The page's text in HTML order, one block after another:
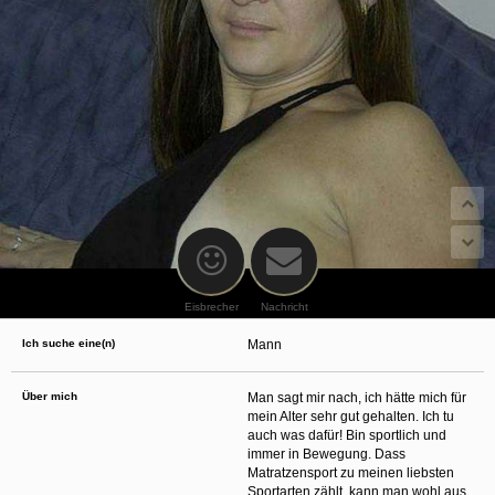
oder finanzielle Angaben zu machen? Beenden Sie dann unverzüglich
die Kommunikation mit dieser Person. Bedenken Sie, dass Menschen in
der Lage sind, sich solche Angaben auf listige Weise von Ihnen zu
erschleichen. Kommunizieren Sie daher über diese Website immer
aufmerksam und vorsichtig.
behält sich das Recht vor, selbst Profile auf dieser Website zu
erstellen und darüber Nachrichten an Sie als Nutzer zu senden. Mit Ihrer Nutzung
dieser Website verstehen und akzeptieren Sie, dass einige der Profile auf dieser
Website fingiert sind. Diese fingierten Profile dienen lediglich dem Austausch von
Nachrichten; physische Vereinbarungen mit Personen hinter fingierten Profilen sind
folglich nicht möglich.
Verhindern Sie, dass Ihre minderjährigen Kinder mit erotischen oder für Minderjährige
anderweitig ungeeigneten Netzinhalten in Berührung kommen. Dafür einige Tips:
Installieren Sie ein Jugendschutzprogramm auf Ihrem Gerät. Beispielsweise
CyberPatrol
Safety Surf
. Diese Programme blockieren den Zugang zu
bestimmten Websites und Netzinhalten. Oft blockieren diese Programme
standardmäßig eine große Anzahl von Websites, von denen angenommen wird,
dass sie sich für Minderjährige nicht eignen. Über Updates können neue Websites
Wenden Sie sich an Ihren Internetprovider. Es gibt Internetprovider, die einen Filter
danach.
Internetbrowsers vertraut, so dass Sie nachsehen können, welche Websites von
Ihren minderjährigen Kindern besucht wurden. Sprechen Sie Ihre minderjährigen
Kinder auf den Besuch unerwünschter Websites an und vermitteln Sie ihnen, dass
bestimmte Websites nicht für sie geeignet sind. Außerdem können Sie anhand des
Verlaufs das Interesse Ihres Kindes beurteilen und sich obiger Tips bedienen.
Sprechen Sie mit Ihren Kindern. Vermitteln Sie Ihren minderjährigen Kindern, dass
sie Fremden, z. B. auf einer Chat-Website, nie persönliche Angaben machen sollen.
Bringen Sie ihnen auch bei, dass viele Menschen im Internet ihre wahre Identität
Eisbrecher Nachricht
Ich suche eine(n) Mann
Über mich
Man sagt mir nach, ich hätte mich für
mein Alter sehr gut gehalten. Ich tu
auch was dafür! Bin sportlich und
immer in Bewegung. Dass
Matratzensport zu meinen liebsten
Sportarten zählt, kann man wohl aus